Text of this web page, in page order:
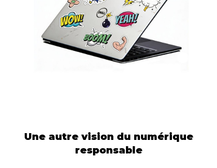
Une autre vision du numérique
responsable